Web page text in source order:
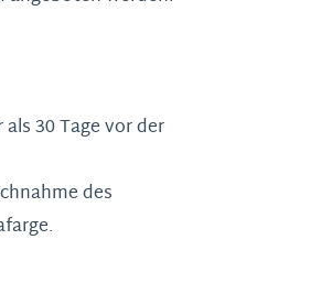
30 Tage vor der
des